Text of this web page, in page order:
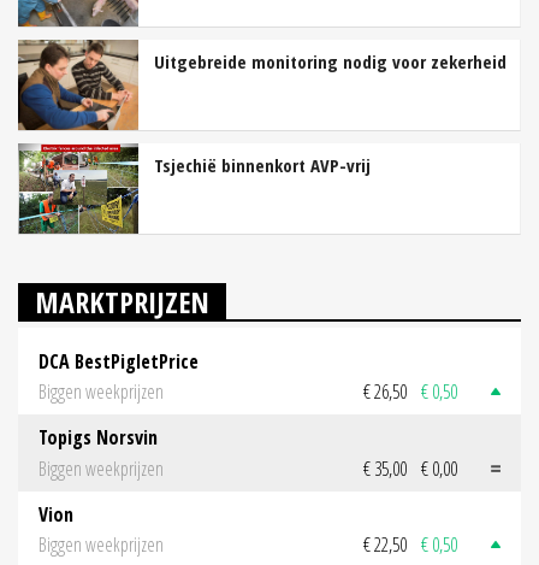
Uitgebreide monitoring nodig voor zekerheid
Tsjechië binnenkort AVP-vrij
MARKTPRIJZEN
DCA BestPigletPrice
Biggen weekprijzen
€ 26,50 € 0,50
Topigs Norsvin
Biggen weekprijzen
€ 35,00 € 0,00
Vion
Biggen weekprijzen
€ 22,50 € 0,50